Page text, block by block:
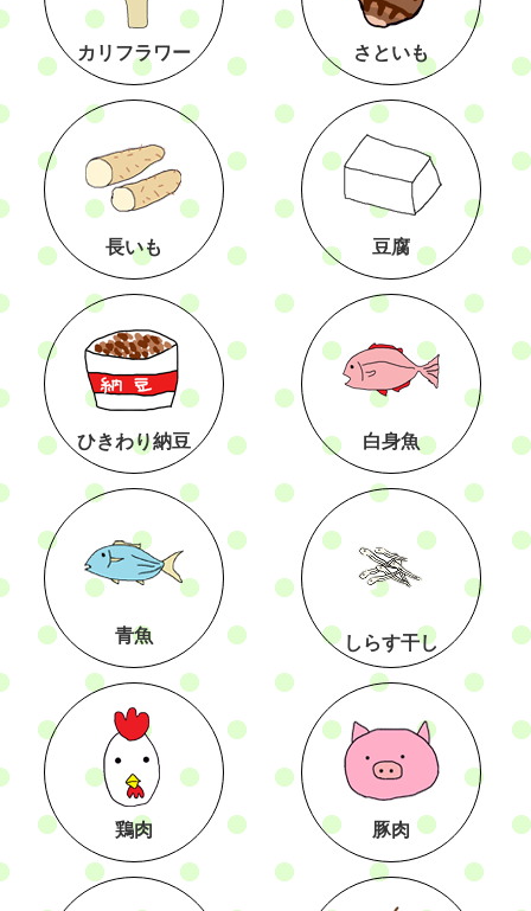
カリフラワー さといも
長いも 豆腐
ひきわり納豆 白身魚
青魚 しらす干し
鶏肉 豚肉